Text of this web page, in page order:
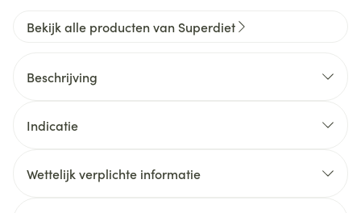
Bekijk alle producten van Superdiet
Beschrijving
Indicatie
Wettelijk verplichte informatie